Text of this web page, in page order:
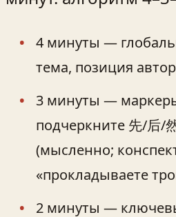
4 минуты —
тема, позиция
3 минуты —
подчеркните 先/后/
(мысленно;
«прокладываете
2 минуты —